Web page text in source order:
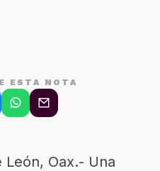
ESTA NOTA
León, Oax.- Una